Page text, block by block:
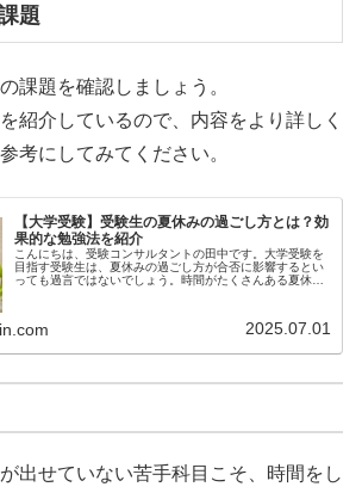
題
課題を確認しましょう。
紹介しているので、内容をより詳しく
考にしてみてください。
【大学受験】受験生の夏休みの過ごし方とは？効
果的な勉強法を紹介
こんにちは、受験コンサルタントの田中です。大学受験を
目指す受験生は、夏休みの過ごし方が合否に影響するとい
っても過言ではないでしょう。時間がたくさんある夏休み
2025.07.01
出せていない苦手科目こそ、時間をし